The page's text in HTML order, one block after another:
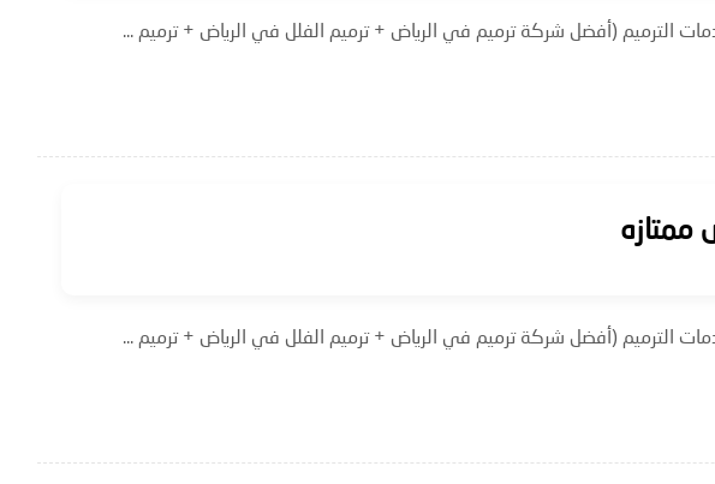
الترميم (أفضل شركة ترميم في الرياض + ترميم الفلل في الرياض + ترميم ...
ممتازه
الترميم (أفضل شركة ترميم في الرياض + ترميم الفلل في الرياض + ترميم ...